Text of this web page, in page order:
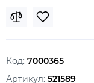
Код: 7000365
Артикул: 521589